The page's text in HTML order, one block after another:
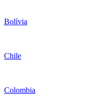
Bolívia
Chile
Colombia